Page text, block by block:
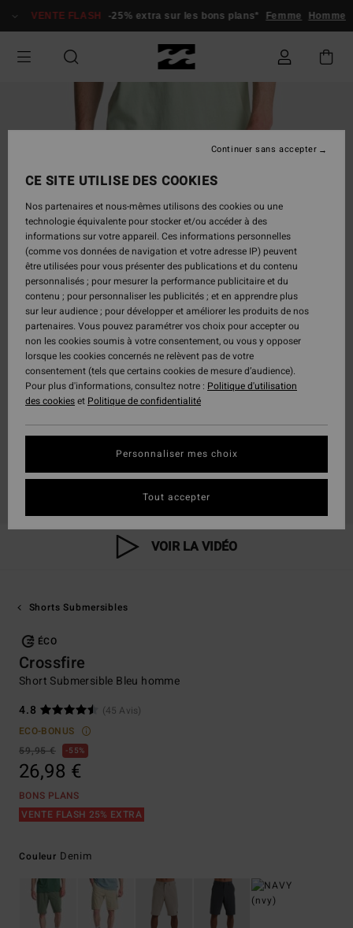
VENTE FLASH -25% extra sur les bons plans* Femme Homme
VOIR LA VIDÉO
Shorts Submersibles
ÉCO
Crossfire
Short Submersible Bleu homme
4.8
(45 Avis)
ECO-BONUS
59,95 €
55%
26,98 €
BONS PLANS
VENTE FLASH 25% EXTRA
Couleur Denim
CE SITE UTILISE DES COOKIES
Nos partenaires et nous-mêmes utilisons des cookies ou une
technologie équivalente pour stocker et/ou accéder à des
informations sur votre appareil. Ces informations personnelles
(comme vos données de navigation et votre adresse IP) peuvent
être utilisées pour vous présenter des publications et du contenu
personnalisés ; pour mesurer la performance publicitaire et du
contenu ; pour personnaliser les publicités ; et en apprendre plus
sur leur audience ; pour développer et améliorer les produits de nos
partenaires. Vous pouvez paramétrer vos choix pour accepter ou
non les cookies soumis à votre consentement, ou vous y opposer
lorsque les cookies concernés ne relèvent pas de votre
consentement (tels que certains cookies de mesure d’audience).
Pour plus d'informations, consultez notre : Politique d'utilisation
des cookieset Politique de confidentialité
Personnaliser mes choix
Continuer sans accepter
Tout accepter